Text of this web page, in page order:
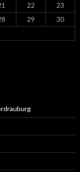
22
23
29
30